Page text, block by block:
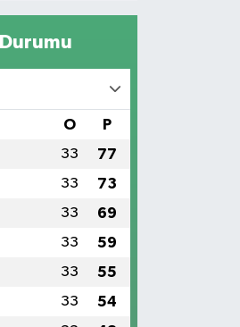
O P
33 77
33 73
33 69
33 59
33 55
33 54